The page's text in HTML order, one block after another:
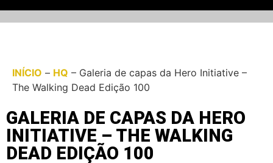
INÍCIO – HQ – Galeria de capas da Hero Initiative –
The Walking Dead Edição 100
GALERIA DE CAPAS DA HERO
INITIATIVE – THE WALKING
DEAD EDIÇÃO 100